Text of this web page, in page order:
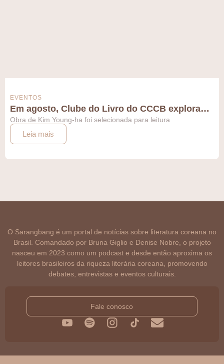
EVENTOS
Em agosto, Clube do Livro do CCCB explora…
Obra de Kim Young-ha foi selecionada para leitura
Leia mais
O Sarangbang é um portal de notícias sobre literatura coreana no
Brasil. Comandado por Bruna Giglio e Denise Nobre, o projeto
nasceu em 2023 como um podcast e desde então aproxima os
leitores brasileiros da riqueza literária coreana, promovendo
debates, entrevistas e eventos culturais.
Fale conosco